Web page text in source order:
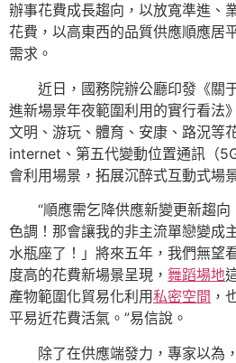
辦事花費成長趨向，以放寬準進、
花費，以高東西的品質供應順應居
需求。
近日，國務院辦公廳印發《關
進新場景年夜範圍利用的實行看法
文明、游玩、體育、安康、路況等
internet、第五代變動位置通訊（
會利用場景，拓展沉醉式互動式場
“順應需乞降供應新變更新趨
色調！那會讓我的非主流單戀變成
水瓶座了！」將來五年，我們無望
度高的花費新場景呈現， 舞蹈場地
產物範圍化貿易化利用私密空間 ，
平易近花費活氣。”易信說。
除了在供應端發力，專家以為